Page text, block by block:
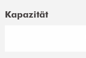
Kapazität